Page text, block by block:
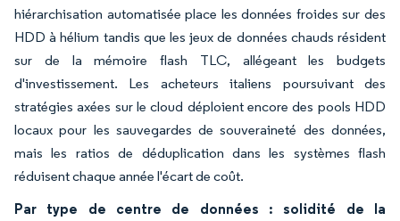
hiérarchisation automatisée place les données froides sur des
HDD à hélium tandis que les jeux de données chauds résident
sur de la mémoire flash TLC, allégeant les budgets
d'investissement. Les acheteurs italiens poursuivant des
stratégies axées sur le cloud déploient encore des pools HDD
locaux pour les sauvegardes de souveraineté des données,
mais les ratios de déduplication dans les systèmes flash
réduisent chaque année l'écart de coût.
Par type de centre de données : solidité de la